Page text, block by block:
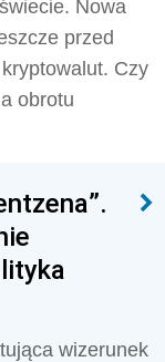
Nowa
przed
Czy
obrotu
wizerunek